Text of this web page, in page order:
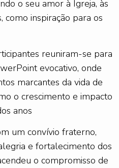
o seu amor à Igreja, às
como inspiração para os
reuniram-se para
evocativo, onde
marcantes da vida de
o crescimento e impacto
anos
um convívio fraterno,
e fortalecimento dos
o compromisso de